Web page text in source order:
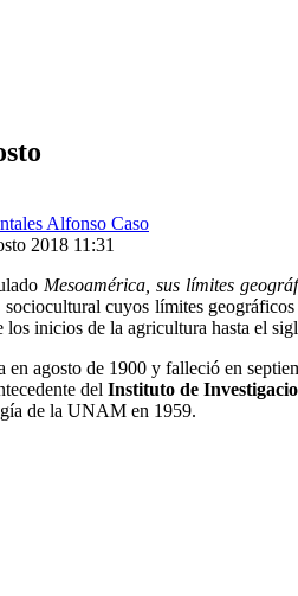
Alfonso Caso
2018 11:31
Mesoamérica, sus límites
cuyos límites
los inicios de la agricultura hasta el
agosto de 1900 y falleció en
del Instituto de
de la UNAM en 1959.